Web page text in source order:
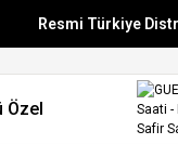
Resmi Türkiye
Özel